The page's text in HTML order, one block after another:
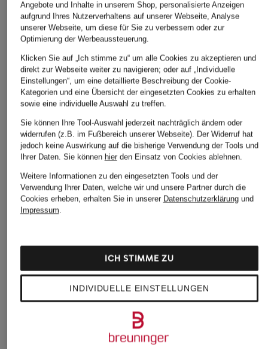
Angebote und Inhalte in unserem Shop, personalisierte Anzeigen
aufgrund Ihres Nutzerverhaltens auf unserer Webseite, Analyse
unserer Webseite, um diese für Sie zu verbessern oder zur
Optimierung der Werbeaussteuerung.
Klicken Sie auf „Ich stimme zu“ um alle Cookies zu akzeptieren und
direkt zur Webseite weiter zu navigieren; oder auf „Individuelle
Einstellungen“, um eine detaillierte Beschreibung der Cookie-
Kategorien und eine Übersicht der eingesetzten Cookies zu erhalten
sowie eine individuelle Auswahl zu treffen.
Sie können Ihre Tool-Auswahl jederzeit nachträglich ändern oder
widerrufen (z.B. im Fußbereich unserer Webseite). Der Widerruf hat
jedoch keine Auswirkung auf die bisherige Verwendung der Tools und
Ihrer Daten. Sie können hierden Einsatz von Cookies ablehnen.
Weitere Informationen zu den eingesetzten Tools und der
Verwendung Ihrer Daten, welche wir und unsere Partner durch die
Cookies erheben, erhalten Sie in unserer Datenschutzerklärungund
Impressum.
INDIVIDUELLE EINSTELLUNGEN
ICH STIMME ZU